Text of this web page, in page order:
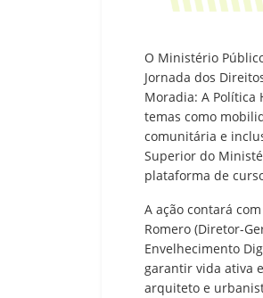
O Ministério
Jornada dos
Moradia: A Política
temas como
comunitária e
Superior do
plataforma de
A ação contará
Romero (Diretor-
Envelhecimento
garantir vida ativa
arquiteto e